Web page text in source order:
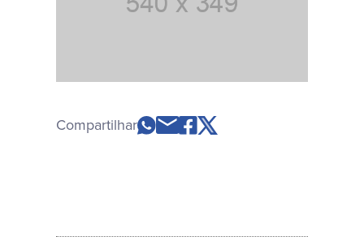
Compartilhar